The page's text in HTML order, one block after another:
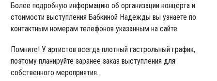
Более подробную информацию об организации концерта и
стоимости выступления Бабкиной Надежды вы узнаете по
контактным номерам телефонов указанным на сайте.
Помните! У артистов всегда плотный гастрольный график,
поэтому планируйте заранее заказ выступления для
собственного мероприятия.